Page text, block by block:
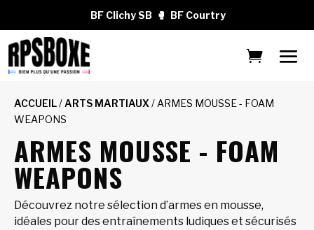
BF Clichy SB 🥊 BF Courtry
ACCUEIL/ ARTS MARTIAUX / ARMES MOUSSE - FOAM
WEAPONS
ARMES MOUSSE - FOAM
WEAPONS
Découvrez notre sélection d’armes en mousse,
idéales pour des entraînements ludiques et sécurisés